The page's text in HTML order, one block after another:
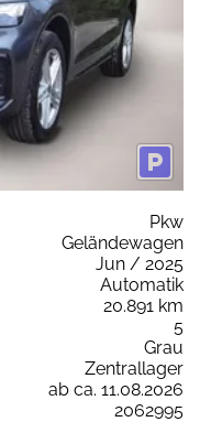
Pkw
Geländewagen
Jun / 2025
Automatik
20.891 km
5
Grau
Zentrallager
ab ca. 11.08.2026
2062995